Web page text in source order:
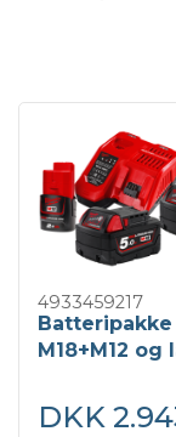
4933459217
Batteripakke
M18+M12 og
DKK